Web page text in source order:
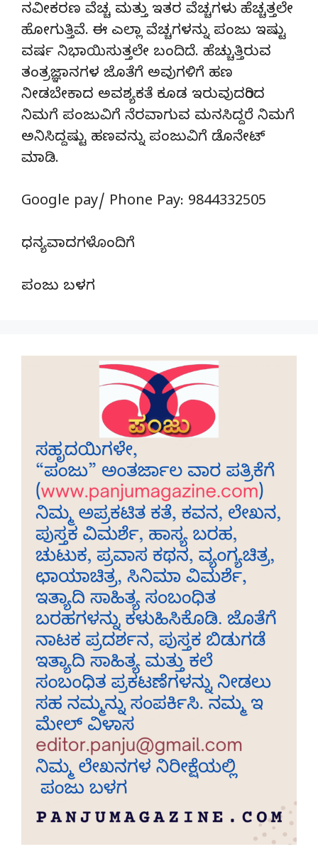
ನವೀಕರಣ ವೆಚ್ಚ ಮತ್ತು ಇತರ ವೆಚ್ಚಗಳು ಹೆಚ್ಚತ್ತಲೇ
ಹೋಗುತ್ತಿವೆ. ಈ ಎಲ್ಲಾ ವೆಚ್ಚಗಳನ್ನು ಪಂಜು ಇಷ್ಟು
ವರ್ಷ ನಿಭಾಯಿಸುತ್ತಲೇ ಬಂದಿದೆ. ಹೆಚ್ಚುತ್ತಿರುವ
ತಂತ್ರಜ್ಞಾನಗಳ ಜೊತೆಗೆ ಅವುಗಳಿಗೆ ಹಣ
ನೀಡಬೇಕಾದ ಅವಶ್ಯಕತೆ ಕೂಡ ಇರುವುದರಿಂದ
ನಿಮಗೆ ಪಂಜುವಿಗೆ ನೆರವಾಗುವ ಮನಸಿದ್ದರೆ ನಿಮಗೆ
ಅನಿಸಿದ್ದಷ್ಟು ಹಣವನ್ನು ಪಂಜುವಿಗೆ ಡೊನೇಟ್‌
ಮಾಡಿ.
Google pay/ Phone Pay: 9844332505
ಧನ್ಯವಾದಗಳೊಂದಿಗೆ
ಪಂಜು ಬಳಗ